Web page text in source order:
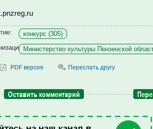
конкурс (305)
Министерство культуры Пензенской
PDF версия Переслать другу
Оставить комментарий